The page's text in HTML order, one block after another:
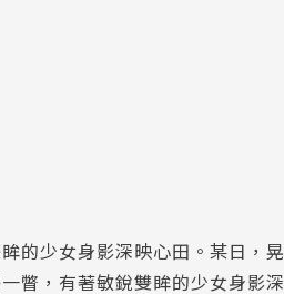
的少女身影深映心田。某日，
瞥，有著敏銳雙眸的少女身影